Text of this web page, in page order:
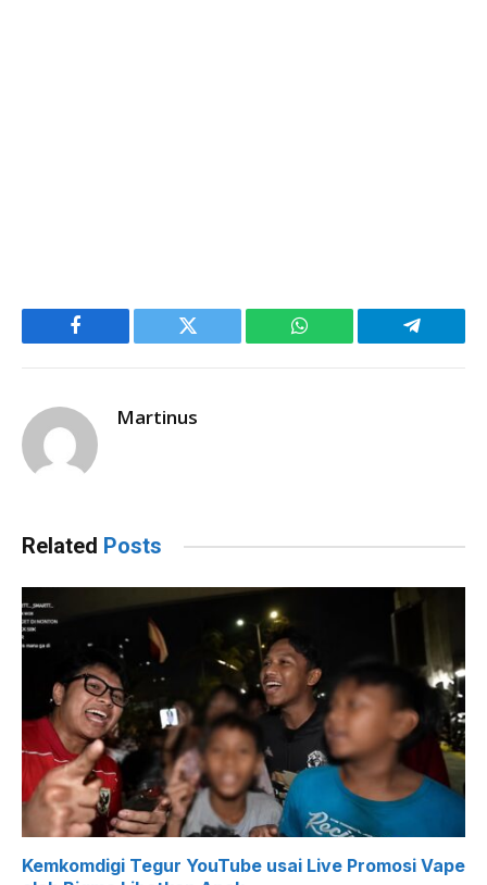
Facebook Twitter WhatsApp Telegram
Martinus
Related Posts
Kemkomdigi Tegur YouTube usai Live Promosi Vape